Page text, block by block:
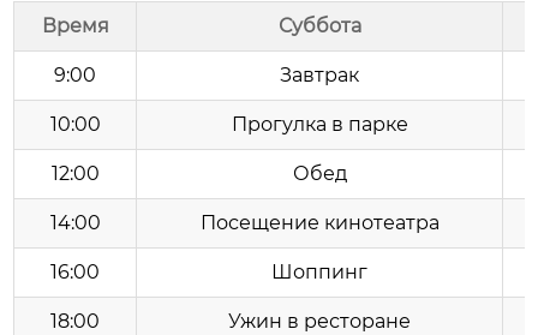
Время Суббота
9:00 Завтрак
10:00 Прогулка в парке
12:00 Обед
14:00 Посещение кинотеатра
16:00 Шоппинг
18:00 Ужин в ресторане